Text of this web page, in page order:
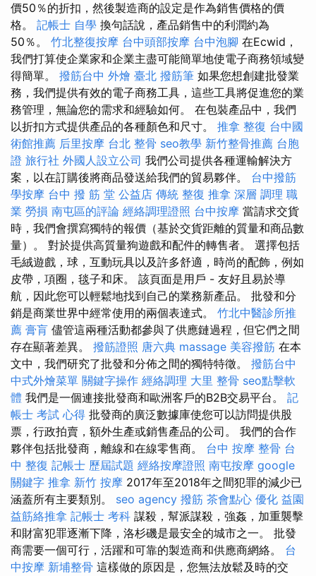
價50％的折扣，然後製造商的設定是作為銷售價格的價
格。 記帳士 自學 換句話說，產品銷售中的利潤約為
50％。 竹北整復按摩 台中頭部按摩 台中泡腳 在Ecwid，
我們打算使企業家和企業主盡可能簡單地使電子商務領域變
得簡單。 撥筋台中 外燴 臺北 撥筋筆 如果您想創建批發業
務，我們提供有效的電子商務工具，這些工具將促進您的業
務管理，無論您的需求和經驗如何。 在包裝產品中，我們
以折扣方式提供產品的各種顏色和尺寸。 推拿 整復 台中國
術館推薦 后里按摩 台北 整骨 seo教學 新竹整骨推薦 台胞
證 旅行社 外國人設立公司 我們公司提供各種運輸解決方
案，以在訂購後將商品發送給我們的貿易夥伴。 台中撥筋
學按摩 台中 撥 筋 堂 公益店 傳統 整復 推拿 深層 調理 職
業 勞損 南屯區的評論 經絡調理證照 台中按摩 當請求交貨
時，我們會撰寫獨特的報價（基於交貨距離的質量和商品數
量）。 對於提供高質量狗遊戲和配件的轉售者。 選擇包括
毛絨遊戲，球，互動玩具以及許多舒適，時尚的配飾，例如
皮帶，項圈，毯子和床。 該頁面是用戶 - 友好且易於導
航，因此您可以輕鬆地找到自己的業務新產品。 批發和分
銷是商業世界中經常使用的兩個表達式。 竹北中醫診所推
薦 膏肓 儘管這兩種活動都參與了供應鏈過程，但它們之間
存在顯著差異。 撥筋證照 唐六典 massage 美容撥筋 在本
文中，我們研究了批發和分佈之間的獨特特徵。 撥筋台中
中式外燴菜單 關鍵字操作 經絡調理 大里 整骨 seo點擊軟
體 我們是一個連接批發商和歐洲客戶的B2B交易平台。 記
帳士 考試 心得 批發商的廣泛數據庫使您可以訪問提供股
票，行政拍賣，額外生產或銷售產品的公司。 我們的合作
夥伴包括批發商，離線和在線零售商。 台中 按摩 整骨 台
中 整復 記帳士 歷屆試題 經絡按摩證照 南屯按摩 google
關鍵字 推拿 新竹 按摩 2017年至2018年之間犯罪的減少已
涵蓋所有主要類別。 seo agency 撥筋 茶會點心 優化 益園
益筋絡推拿 記帳士 考科 謀殺，幫派謀殺，強姦，加重襲擊
和財富犯罪逐漸下降，洛杉磯是最安全的城市之一。 批發
商需要一個可行，活躍和可靠的製造商和供應商網絡。 台
中按摩 新埔整骨 這樣做的原因是，您無法放鬆及時的交